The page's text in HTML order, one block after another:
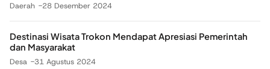
Daerah 28 Desember 2024
Destinasi Wisata Trokon Mendapat Apresiasi Pemerintah
dan Masyarakat
Desa 31 Agustus 2024